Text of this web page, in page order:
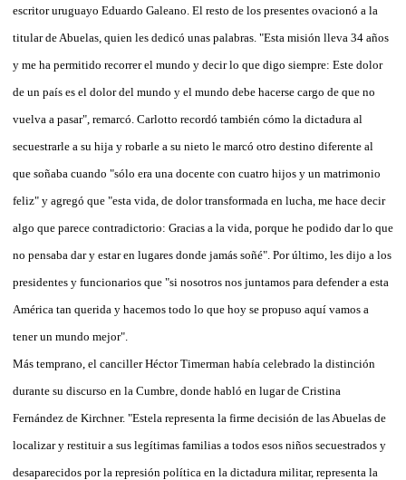
escritor uruguayo Eduardo Galeano. El resto de los presentes ovacionó a la
titular de Abuelas, quien les dedicó unas palabras. "Esta misión lleva 34 años
y me ha permitido recorrer el mundo y decir lo que digo siempre: Este dolor
de un país es el dolor del mundo y el mundo debe hacerse cargo de que no
vuelva a pasar", remarcó. Carlotto recordó también cómo la dictadura al
secuestrarle a su hija y robarle a su nieto le marcó otro destino diferente al
que soñaba cuando "sólo era una docente con cuatro hijos y un matrimonio
feliz" y agregó que "esta vida, de dolor transformada en lucha, me hace decir
algo que parece contradictorio: Gracias a la vida, porque he podido dar lo que
no pensaba dar y estar en lugares donde jamás soñé". Por último, les dijo a los
presidentes y funcionarios que "si nosotros nos juntamos para defender a esta
América tan querida y hacemos todo lo que hoy se propuso aquí vamos a
tener un mundo mejor".
Más temprano, el canciller Héctor Timerman había celebrado la distinción
durante su discurso en la Cumbre, donde habló en lugar de Cristina
Fernández de Kirchner. "Estela representa la firme decisión de las Abuelas de
localizar y restituir a sus legítimas familias a todos esos niños secuestrados y
desaparecidos por la represión política en la dictadura militar, representa la